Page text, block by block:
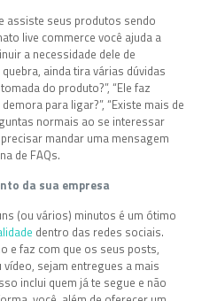
assiste seus produtos sendo
live commerce você ajuda a
a necessidade dele de
ainda tira várias dúvidas
do produto?”, “Ele faz
para ligar?”, “Existe mais de
normais ao se interessar
mandar uma mensagem
de FAQs.
da sua empresa
(ou vários) minutos é um ótimo
dentro das redes sociais.
e faz com que os seus posts,
sejam entregues a mais
inclui quem já te segue e não